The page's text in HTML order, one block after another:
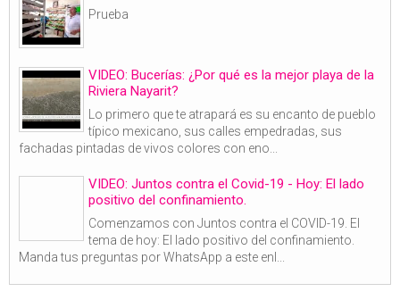
Prueba
VIDEO: Bucerías: ¿Por qué es la mejor playa de la
Riviera Nayarit?
Lo primero que te atrapará es su encanto de pueblo
típico mexicano, sus calles empedradas, sus
fachadas pintadas de vivos colores con eno...
VIDEO: Juntos contra el Covid-19 - Hoy: El lado
positivo del confinamiento.
Comenzamos con Juntos contra el COVID-19. El
tema de hoy: El lado positivo del confinamiento.
Manda tus preguntas por WhatsApp a este enl...